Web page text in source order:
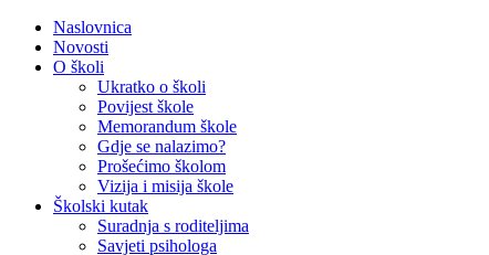
Naslovnica
Novosti
O školi
Ukratko o školi
Povijest škole
Memorandum škole
Gdje se nalazimo?
Prošećimo školom
Vizija i misija škole
Školski kutak
Suradnja s roditeljima
Savjeti psihologa